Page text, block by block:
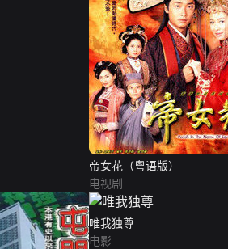
帝女花（粤语版）
电视剧
唯我独尊
电影